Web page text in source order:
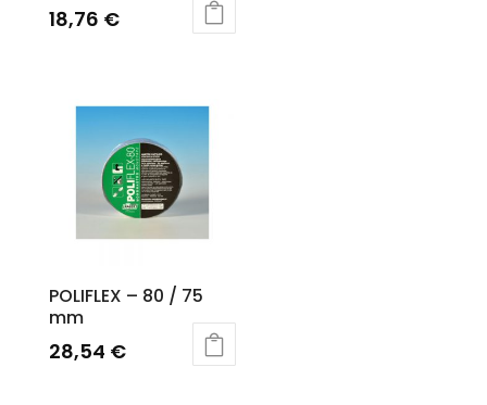
18,76 €
POLIFLEX – 80 / 75
mm
28,54 €